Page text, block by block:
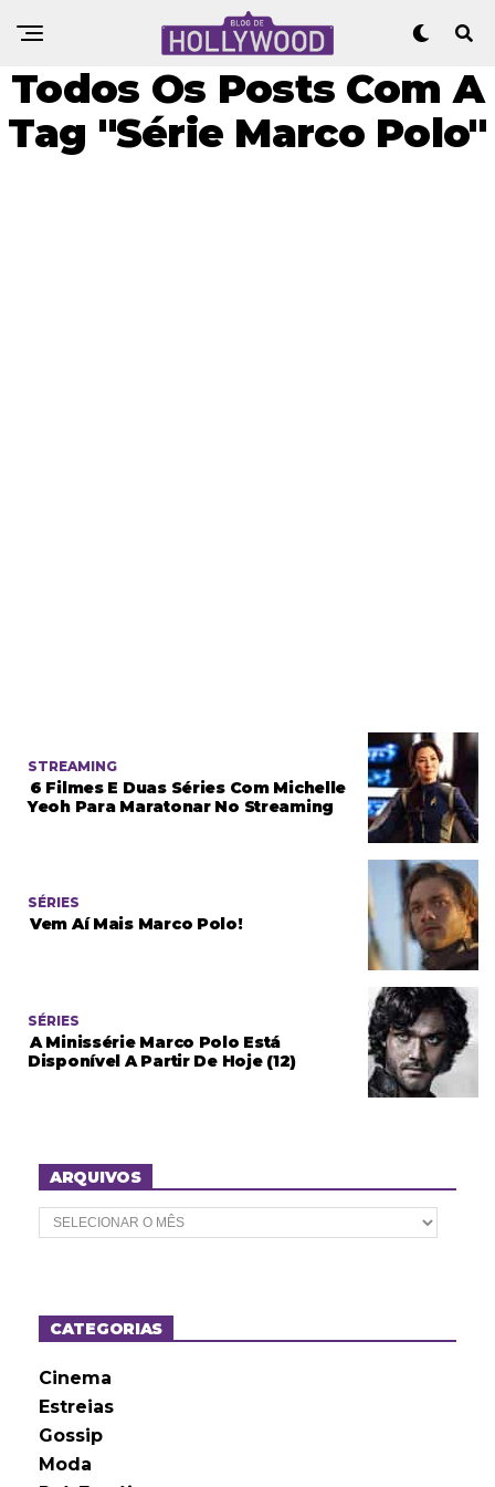
Todos Os Posts Com A
Tag "Série Marco Polo"
STREAMING
6 Filmes E Duas Séries Com Michelle
Yeoh Para Maratonar No Streaming
SÉRIES
Vem Aí Mais Marco Polo!
SÉRIES
A Minissérie Marco Polo Está
Disponível A Partir De Hoje (12)
ARQUIVOS
A
r
o
sCATEGORIAS
Cinema
Estreias
Gossip
Moda